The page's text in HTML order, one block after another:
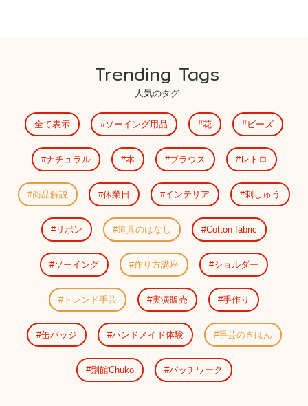
Trending Tags
人気のタグ
全て表示 ソーイング用品 花 ビーズ
ナチュラル 本 ブラウス レトロ
商品解説 休業日 インテリア 刺しゅう
リボン 道具のはなし Cotton fabric
ソーイング 作り方講座 ショルダー
トレンド手芸 実演販売 手作り
缶バッジ ハンドメイド体験 手芸のきほん
別館Chuko パッチワーク